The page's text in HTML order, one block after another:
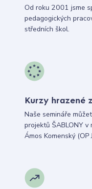
Od roku 2001 jsme
pedagogických
středních škol.
Kurzy hrazené
Naše semináře
projektů ŠABLONY v
Ámos Komenský (OP